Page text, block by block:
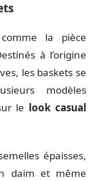
la pièce
à l’origine
les baskets se
modèles
le look casual
épaisses,
daim et même